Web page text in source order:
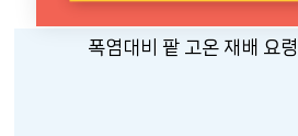
폭염대비 팥 고온 재배 요령